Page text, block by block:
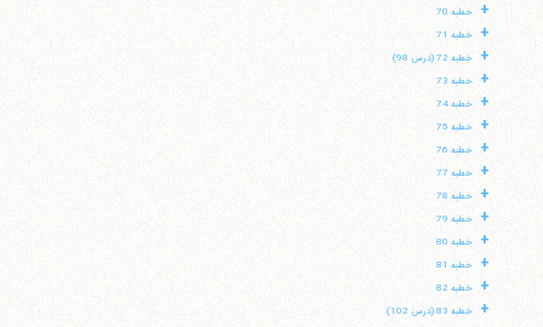
+ خطبه 70
+ خطبه 71
+ خطبه 72 (درس 98)
+ خطبه 73
+ خطبه 74
+ خطبه 75
+ خطبه 76
+ خطبه 77
+ خطبه 78
+ خطبه 79
+ خطبه 80
+ خطبه 81
+ خطبه 82
+ خطبه 83 (درس 102)